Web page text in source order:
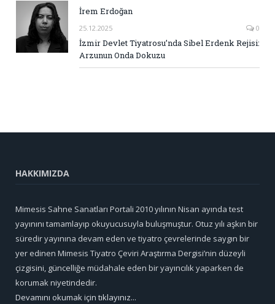
İrem Erdoğan
25.12.2025 0
İzmir Devlet Tiyatrosu’nda Sibel Erdenk Rejisi:
Arzunun Onda Dokuzu
HAKKIMIZDA
Mimesis Sahne Sanatları Portali 2010 yılının Nisan ayında test
yayınını tamamlayıp okuyucusuyla buluşmuştur. Otuz yılı aşkın bir
süredir yayınına devam eden ve tiyatro çevrelerinde saygın bir
yer edinen Mimesis Tiyatro Çeviri Araştırma Dergisi’nin düzeyli
çizgisini, güncelliğe müdahale eden bir yayıncılık yaparken de
korumak niyetindedir.
Devamını okumak için tıklayınız...